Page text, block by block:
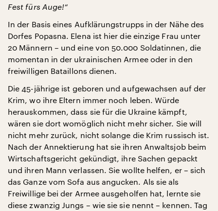
Fest fürs Auge!“
In der Basis eines Aufklärungstrupps in der Nähe des
Dorfes Popasna. Elena ist hier die einzige Frau unter
20 Männern – und eine von 50.000 Soldatinnen, die
momentan in der ukrainischen Armee oder in den
freiwilligen Bataillons dienen.
Die 45-jährige ist geboren und aufgewachsen auf der
Krim, wo ihre Eltern immer noch leben. Würde
herauskommen, dass sie für die Ukraine kämpft,
wären sie dort womöglich nicht mehr sicher. Sie will
nicht mehr zurück, nicht solange die Krim russisch ist.
Nach der Annektierung hat sie ihren Anwaltsjob beim
Wirtschaftsgericht gekündigt, ihre Sachen gepackt
und ihren Mann verlassen. Sie wollte helfen, er – sich
das Ganze vom Sofa aus angucken. Als sie als
Freiwillige bei der Armee ausgeholfen hat, lernte sie
diese zwanzig Jungs – wie sie sie nennt – kennen. Tag